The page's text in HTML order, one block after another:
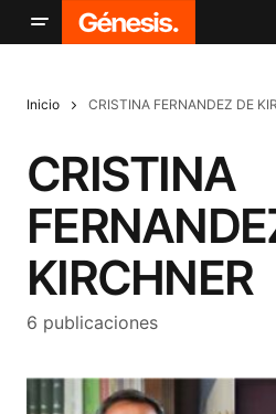
Inicio CRISTINA FERNANDEZ DE
CRISTINA
KIRCHNER
6 publicaciones